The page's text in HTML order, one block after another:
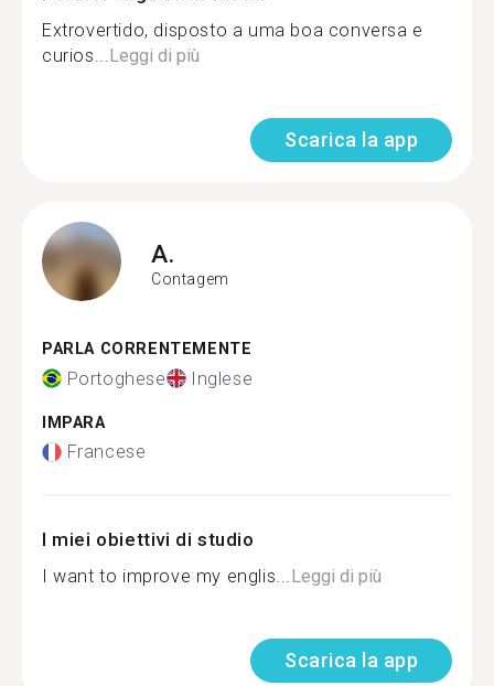
Extrovertido, disposto a uma boa conversa e
curios...Leggi di più
Scarica la app
A.
Contagem
PARLA CORRENTEMENTE
Portoghese Inglese
IMPARA
Francese
I miei obiettivi di studio
I want to improve my englis...Leggi di più
Scarica la app